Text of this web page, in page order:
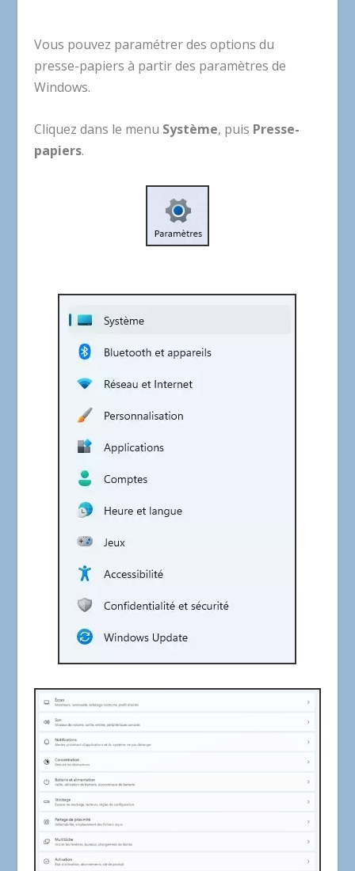
Vous pouvez paramétrer des options du
presse-papiers à partir des paramètres de
Windows.
Cliquez dans le menu Système, puis Presse-
papiers.